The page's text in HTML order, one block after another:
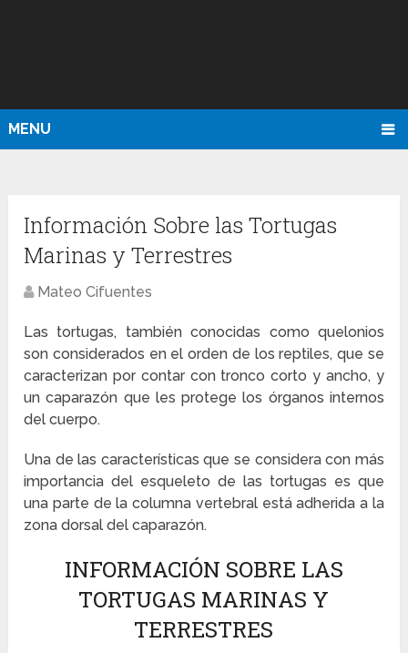
MENU
Información Sobre las Tortugas
Marinas y Terrestres
Mateo Cifuentes
Las tortugas, también conocidas como quelonios
son considerados en el orden de los reptiles, que se
caracterizan por contar con tronco corto y ancho, y
un caparazón que les protege los órganos internos
del cuerpo.
Una de las características que se considera con más
importancia del esqueleto de las tortugas es que
una parte de la columna vertebral está adherida a la
zona dorsal del caparazón.
INFORMACIÓN SOBRE LAS
TORTUGAS MARINAS Y
TERRESTRES